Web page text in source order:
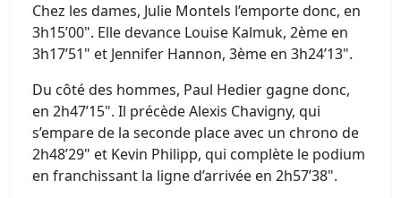
Chez les dames, Julie Montels l’emporte donc, en
3h15’00". Elle devance Louise Kalmuk, 2ème en
3h17’51" et Jennifer Hannon, 3ème en 3h24’13".
Du côté des hommes, Paul Hedier gagne donc,
en 2h47’15". Il précède Alexis Chavigny, qui
s’empare de la seconde place avec un chrono de
2h48’29" et Kevin Philipp, qui complète le podium
en franchissant la ligne d’arrivée en 2h57’38".